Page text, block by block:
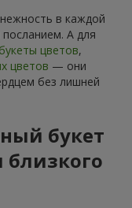
в каждой
А для
букеты цветов,
цветов — они
без лишней
букет